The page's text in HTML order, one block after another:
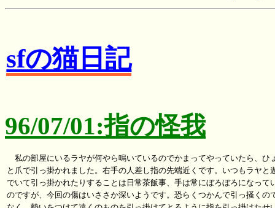
sfの猫日記
96/07/01:指の怪我
私の部屋にいるラヤが何やら鳴いているのでかまってやっていたら、ひ
と爪で引っ掛かれました。右手の人差し指の先端近くです。いつもラヤと
でいて引っ掛かれたりすることは日常茶飯事、手は常にぼろぼろになって
のですが、今回の傷はいささか深いようです。恐らくつかんで引っ掻くの